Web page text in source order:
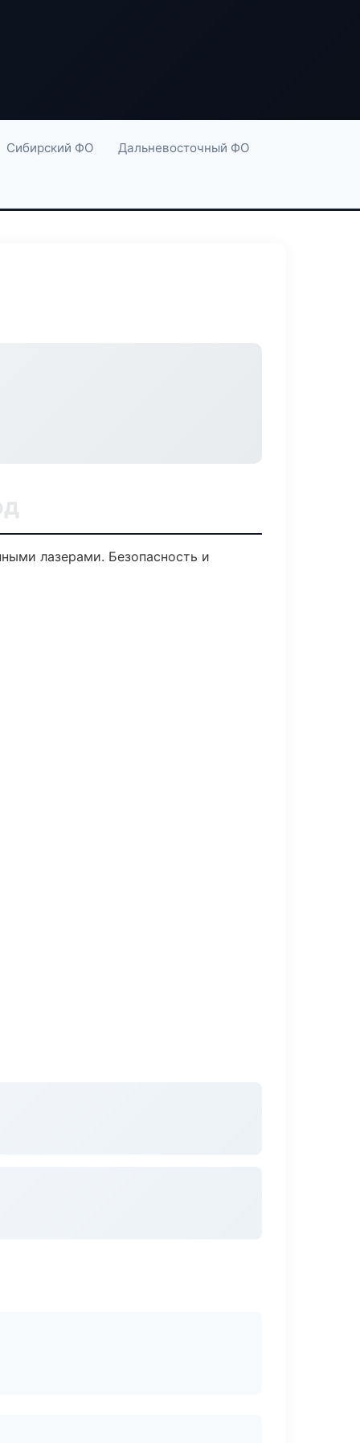
Сибирский ФО Дальневосточный ФО
лазерами. Безопасность и